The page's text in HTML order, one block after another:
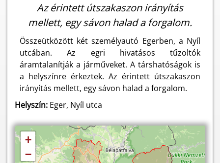
Az érintett útszakaszon irányítás
mellett, egy sávon halad a forgalom.
Összeütközött két személyautó Egerben, a Nyíl
utcában. Az egri hivatásos tűzoltók
áramtalanítják a járműveket. A társhatóságok is
a helyszínre érkeztek. Az érintett útszakaszon
irányítás mellett, egy sávon halad a forgalom.
Helyszín: Eger, Nyíl utca
+
−